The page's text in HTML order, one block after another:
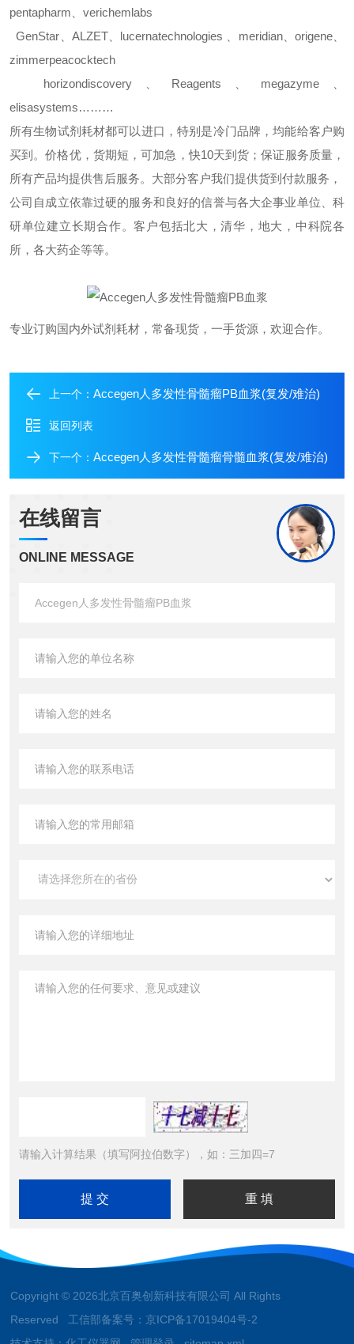
pentapharm
verichemlabs
GenStar
ALZET、 lucernatechnologies meridian、 origene、
zimmerpeacocktech
horizondiscovery、 Reagents megazyme、
elisasystems………
所有生物试剂耗材都可以进口，特别是冷门品牌，均能给客户购
买到。价格优，货期短，可加急，快10天到货；保证服务质量，
所有产品均提供售后服务。大部分客户我们提供货到付款服务，
公司自成立依靠过硬的服务和良好的信誉与各大企事业单位、科
研单位建立长期合作。客户包括北大，清华，地大，中科院各
所，各大药企等等。
专业订购国内外试剂耗材，常备现货，一手货源，欢迎合作。
上一个： Accegen人多发性骨髓瘤PB血浆(复发/难治)
返回列表
下一个： Accegen人多发性骨髓瘤骨髓血浆(复发/难治)
在线留言
ONLINE MESSAGE
请输入计算结果（填写阿拉伯数字），如：三加四=7
Copyright © 2026北京百奥创新科技有限公司 All Rights
Reserved 工信部备案号： 京ICP备17019404号-2